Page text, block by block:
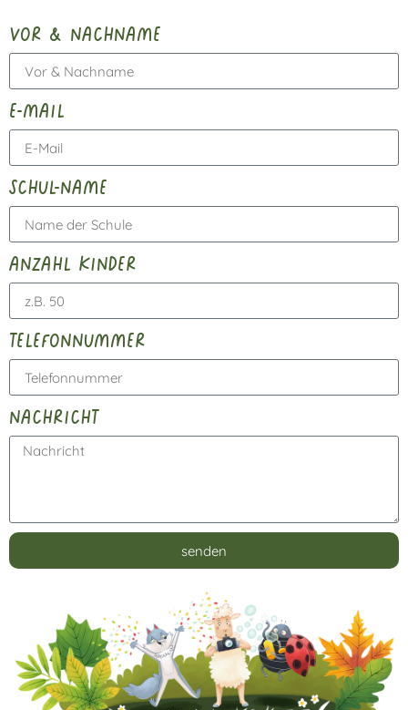
vor & nachname
e-mail
schul-name
anzahl kinder
telefonnummer
nachricht
senden